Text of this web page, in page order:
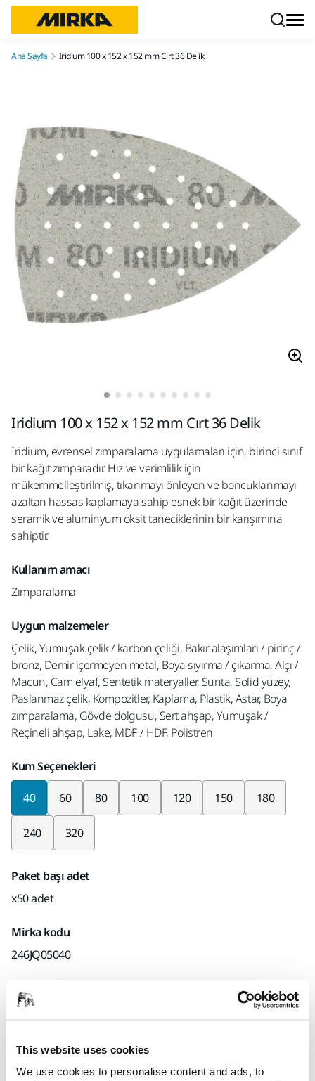
This website uses cookies
We use cookies to personalise content and ads, to
Ana Sayfa Iridium 100 x 152 x 152 mm Cırt 36 Delik
Iridium 100 x 152 x 152 mm Cırt 36 Delik
Iridium, evrensel zımparalama uygulamaları için, birinci sınıf
bir kağıt zımparadır. Hız ve verimlilik için
mükemmelleştirilmiş, tıkanmayı önleyen ve boncuklanmayı
azaltan hassas kaplamaya sahip esnek bir kağıt üzerinde
seramik ve alüminyum oksit taneciklerinin bir karışımına
sahiptir.
Kullanım amacı
Zımparalama
Uygun malzemeler
Çelik, Yumuşak çelik / karbon çeliği, Bakır alaşımları / pirinç /
bronz, Demir içermeyen metal, Boya sıyırma / çıkarma, Alçı /
Macun, Cam elyaf, Sentetik materyaller, Sunta, Solid yüzey,
Paslanmaz çelik, Kompozitler, Kaplama, Plastik, Astar, Boya
zımparalama, Gövde dolgusu, Sert ahşap, Yumuşak /
Reçineli ahşap, Lake, MDF / HDF, Polistren
Kum Seçenekleri
40 60 80 100 120 150 180
240 320
Paket başı adet
x50 adet
Mirka kodu
246JQ05040
İndirmeler